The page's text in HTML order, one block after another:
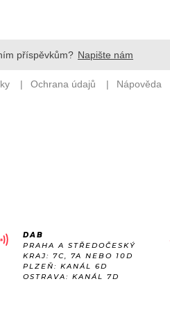
DAB
PRAHA A STŘEDOČESKÝ
KRAJ: 7C, 7A NEBO 10D
PLZEŇ: KANÁL 6D
OSTRAVA: KANÁL 7D